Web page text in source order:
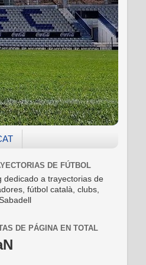
DE FÚTBOL
dedicado a trayectorias de
fútbol català, clubs,
DE PÁGINA EN TOTAL